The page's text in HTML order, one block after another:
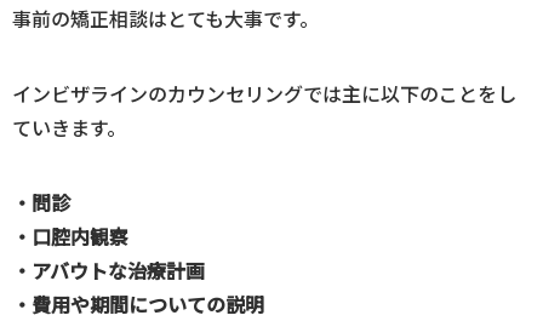
事前の矯正相談はとても大事です。
インビザラインのカウンセリングでは主に以下のことをし
ていきます。
・問診
・口腔内観察
・アバウトな治療計画
・費用や期間についての説明